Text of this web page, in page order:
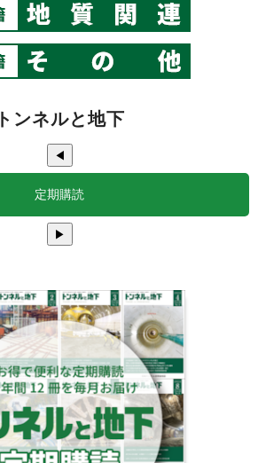
トンネルと地下
◀
定期購読
▶